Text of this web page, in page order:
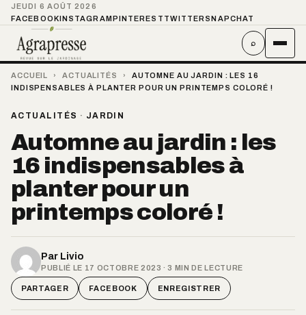
JEUDI 6 AOÛT 2026
FACEBOOKINSTAGRAMPINTEREST TWITTER SNAPCHAT
⌕
ACCUEIL › ACTUALITÉS ›
AUTOMNE AU JARDIN : LES 16
INDISPENSABLES À PLANTER POUR UN PRINTEMPS COLORÉ !
ACTUALITÉS · JARDIN
Automne au jardin : les
16 indispensables à
planter pour un
printemps coloré !
Par Livio
PUBLIÉ LE 17 OCTOBRE 2023 · 3 MIN DE LECTURE
PARTAGER FACEBOOK ENREGISTRER